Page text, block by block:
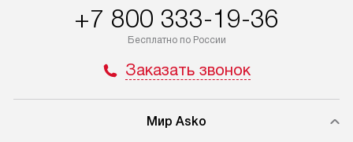
доставляются бесплатно
по Москве в пределах МКАД,
не предусмотрена. Доставка
транспортную компанию. После
материалы.
+7 800 333-19-36
Бесплатно по России
Заказать звонок
Мир Asko